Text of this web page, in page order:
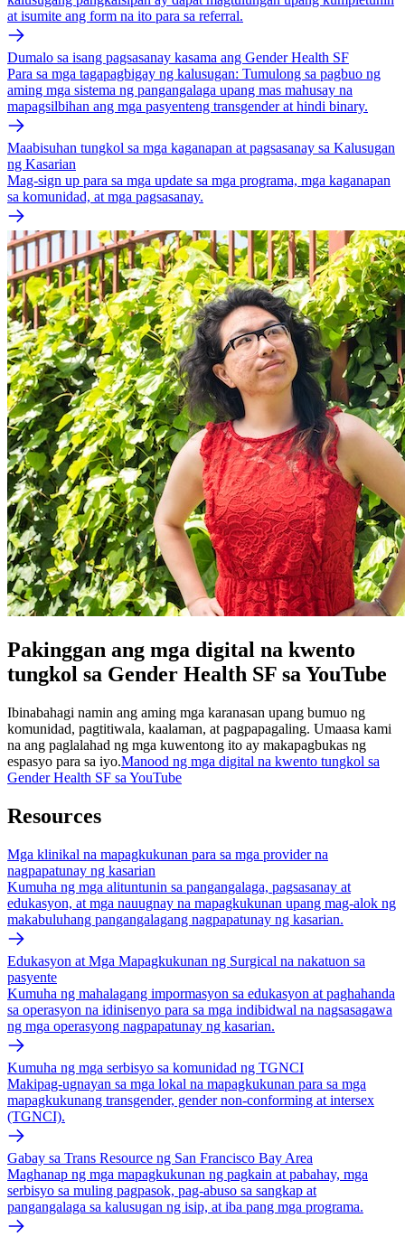
at isumite ang form na ito para sa referral.
Dumalo sa isang pagsasanay kasama ang Gender Health SF
Para sa mga tagapagbigay ng kalusugan: Tumulong sa pagbuo ng
aming mga sistema ng pangangalaga upang mas mahusay na
mapagsilbihan ang mga pasyenteng transgender at hindi binary.
Maabisuhan tungkol sa mga kaganapan at pagsasanay sa Kalusugan
ng Kasarian
Mag-sign up para sa mga update sa mga programa, mga kaganapan
sa komunidad, at mga pagsasanay.
Pakinggan ang mga digital na kwento
tungkol sa Gender Health SF sa YouTube
Ibinabahagi namin ang aming mga karanasan upang bumuo ng
komunidad, pagtitiwala, kaalaman, at pagpapagaling. Umaasa kami
na ang paglalahad ng mga kuwentong ito ay makapagbukas ng
espasyo para sa iyo.Manood ng mga digital na kwento tungkol sa
Gender Health SF sa YouTube
Resources
Mga klinikal na mapagkukunan para sa mga provider na
nagpapatunay ng kasarian
Kumuha ng mga alituntunin sa pangangalaga, pagsasanay at
edukasyon, at mga nauugnay na mapagkukunan upang mag-alok ng
makabuluhang pangangalagang nagpapatunay ng kasarian.
Edukasyon at Mga Mapagkukunan ng Surgical na nakatuon sa
pasyente
Kumuha ng mahalagang impormasyon sa edukasyon at paghahanda
sa operasyon na idinisenyo para sa mga indibidwal na nagsasagawa
ng mga operasyong nagpapatunay ng kasarian.
Kumuha ng mga serbisyo sa komunidad ng TGNCI
Makipag-ugnayan sa mga lokal na mapagkukunan para sa mga
mapagkukunang transgender, gender non-conforming at intersex
(TGNCI).
Gabay sa Trans Resource ng San Francisco Bay Area
Maghanap ng mga mapagkukunan ng pagkain at pabahay, mga
serbisyo sa muling pagpasok, pag-abuso sa sangkap at
pangangalaga sa kalusugan ng isip, at iba pang mga programa.